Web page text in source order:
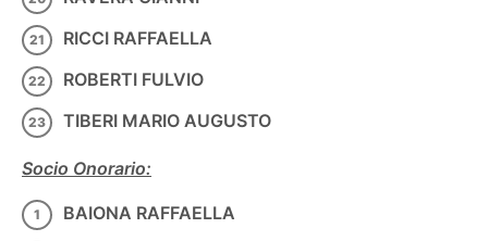
RICCI RAFFAELLA
ROBERTI FULVIO
TIBERI MARIO AUGUSTO
Socio Onorario:
BAIONA RAFFAELLA